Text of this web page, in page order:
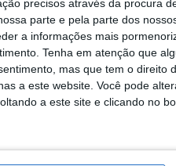
precisos através da procura
parte e pela parte dos
a informações mais
Tenha em atenção que
mas que tem o direito
a este website. Você pode
a este site e clicando no
Juntamente com a
Surra um piloto
por isso será um prazer
lá há apenas algumas
tarefa será ajudá-lo a